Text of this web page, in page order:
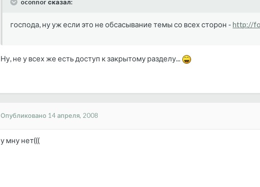
oconnor сказал:
господа, ну уж если это не обсасывание темы со всех сторон - http://
Ну, не у всех же есть доступ к закрытому разделу...
Опубликовано 14 апреля, 2008
у мну нет(((